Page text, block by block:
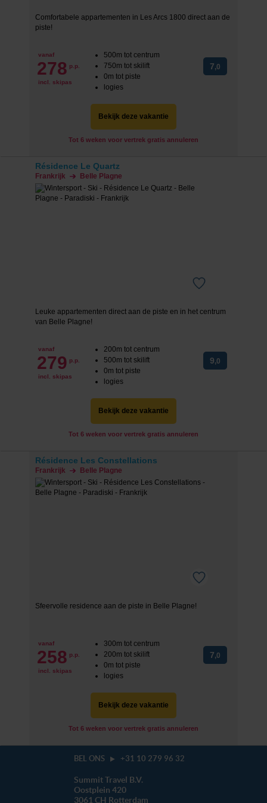
Comfortabele appartementen in Les Arcs 1800 direct aan de
piste!
vanaf
278 p.p.
incl. skipas
500m tot centrum
750m tot skilift
0m tot piste
logies
7,0
Bekijk deze vakantie
Tot 6 weken voor vertrek gratis annuleren
Résidence Le Quartz
Frankrijk Belle Plagne
Leuke appartementen direct aan de piste en in het centrum
van Belle Plagne!
vanaf
279 p.p.
incl. skipas
200m tot centrum
500m tot skilift
0m tot piste
logies
9,0
Bekijk deze vakantie
Tot 6 weken voor vertrek gratis annuleren
Résidence Les Constellations
Frankrijk Belle Plagne
Sfeervolle residence aan de piste in Belle Plagne!
vanaf
258 p.p.
incl. skipas
300m tot centrum
200m tot skilift
0m tot piste
logies
7,0
Bekijk deze vakantie
Tot 6 weken voor vertrek gratis annuleren
BEL ONS +31 10 279 96 32
Summit Travel B.V.
Oostplein 420
3061 CH Rotterdam